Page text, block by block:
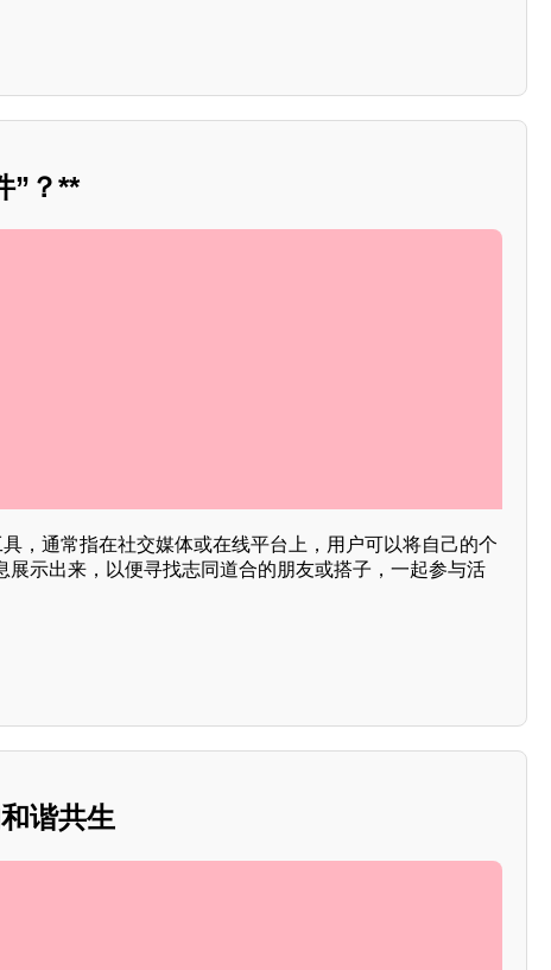
”？**
具，通常指在社交媒体或在线平台上，用户可以将自己的个
展示出来，以便寻找志同道合的朋友或搭子，一起参与活
谐共生